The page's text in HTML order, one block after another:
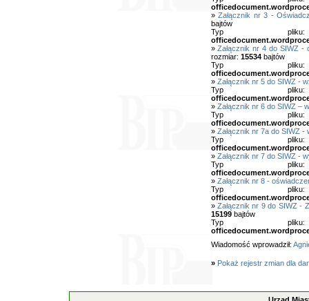
»Załącznik nr 3 -
bajtów
Typ
»Załącznik nr 4 do SIWZ -
rozmiar: 15534bajtów
Typ
» Załącznik nr 5 do SIWZ -
Typ
» Załącznik nr 6 do SIWZ –
Typ
» Załącznik nr 7a do SIWZ -
Typ
» Załącznik nr 7 do SIWZ -
Typ
» Załącznik nr 8 -
Typ
» Załącznik nr 9 do SIWZ -
15199bajtów
Typ
Wiadomość wprowadził:
» Pokaż rejestr zmian dla